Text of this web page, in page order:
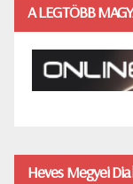
A LEGTÖBB
Heves Megyei